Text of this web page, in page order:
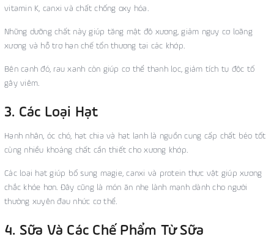
vitamin K, canxi và chất chống oxy hóa.
Những dưỡng chất này giúp tăng mật độ xương, giảm nguy cơ loãng
xương và hỗ trợ hạn chế tổn thương tại các khớp.
Bên cạnh đó, rau xanh còn giúp cơ thể thanh lọc, giảm tích tụ độc tố
gây viêm.
3. Các Loại Hạt
Hạnh nhân, óc chó, hạt chia và hạt lanh là nguồn cung cấp chất béo tốt
cùng nhiều khoáng chất cần thiết cho xương khớp.
Các loại hạt giúp bổ sung magie, canxi và protein thực vật giúp xương
chắc khỏe hơn. Đây cũng là món ăn nhẹ lành mạnh dành cho người
thường xuyên đau nhức cơ thể.
4. Sữa Và Các Chế Phẩm Từ Sữa